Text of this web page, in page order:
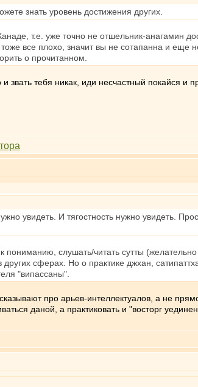
знать уровень достижения других.
т.е. уже точно не отшельник-анагамин
все плохо, значит вы не сотапанна и еще
о прочитанном.
звать тебя никак, иди несчастный покайся
увидеть. И тягостность нужно увидеть.
слушать/читать сутты
сферах. Но о практике джхан,
"випассаны".
про арьев-интеллектуалов, а не
даной, а практиковать и "восторг